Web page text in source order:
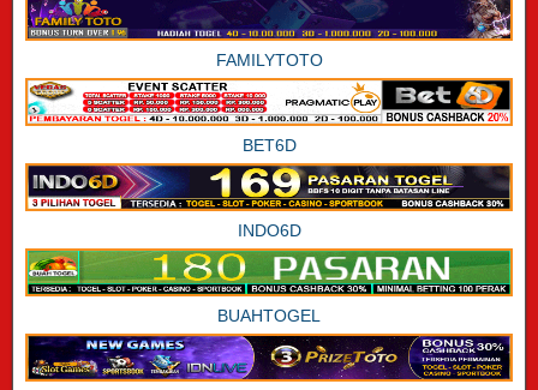
FAMILYTOTO
BET6D
INDO6D
BUAHTOGEL